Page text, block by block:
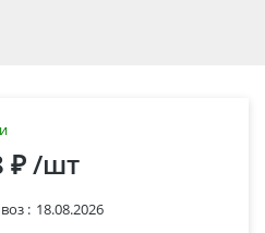
₽/шт
: 18.08.2026